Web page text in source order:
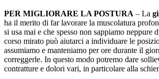
PER MIGLIORARE LA POSTURA – La
ha il merito di far lavorare la muscolatura
si usa mai e che spesso non sappiamo neppure
corso mirato può aiutarci a individuare le
assumiamo e manteniamo per ore durante il
correggerle. In questo modo potremo dare
contratture e dolori vari, in particolare alla